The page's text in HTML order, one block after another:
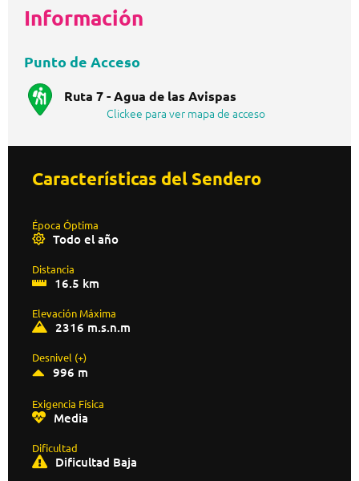
Información
Punto de Acceso
Ruta 7 - Agua de las Avispas
Clickee para ver mapa de acceso
Características del Sendero
Época Óptima
Todo el año
Distancia
16.5 km
Elevación Máxima
2316 m.s.n.m
Desnivel (+)
996 m
Exigencia Física
Media
Dificultad
Dificultad Baja